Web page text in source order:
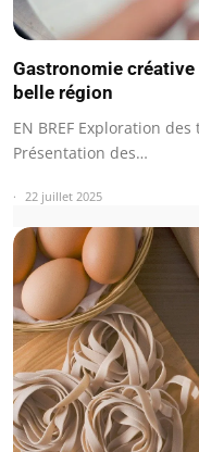
Gastronomie
belle région
EN BREF Exploration
Présentation des…
22 juillet 2025